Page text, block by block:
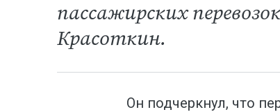
пассажирских
Красоткин.
Он подчеркнул, что